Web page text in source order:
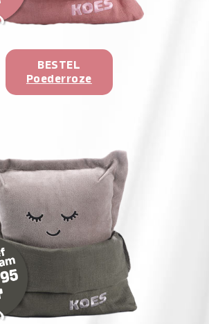
BESTEL
Poederroze